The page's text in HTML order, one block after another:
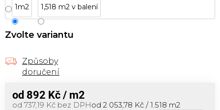
1m2 1,518 m2 v balení
Zvolte variantu
Způsoby
doručení
od 892 Kč / m2
od 737,19 Kč bez DPHMěrná cena:
od 2 053,78 Kč / 1.518 m2